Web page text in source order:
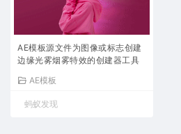
AE模板源文件为图像或标志创建
边缘光雾烟雾特效的创建器工具
AE模板
蚂蚁发现